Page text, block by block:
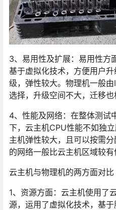
3、易用性及扩展：易用性方
基于虚拟化技术，方便用户
级，弹性较大。物理机一般
选择，升级空间不大，迁移也
4、性能及网络：在整体测试
下，云主机CPU性能不如独
主机弹性较大，且可以按需
的网络一般比云主机区域较有
云主机与物理机的两方面对比
1、资源方面：云主机使用了
源，运用了虚拟化技术，基